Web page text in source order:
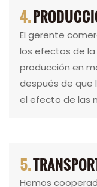
4.
El gerente
los efectos de
producción en
después de que
el efecto de las
5.
Hemos